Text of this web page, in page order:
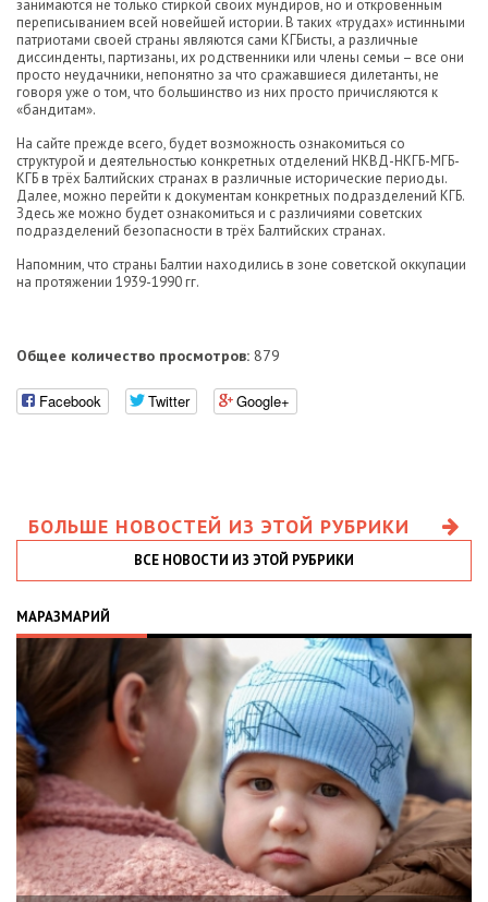
занимаются не только стиркой своих мундиров, но и откровенным
переписыванием всей новейшей истории. В таких «трудах» истинными
патриотами своей страны являются сами КГБисты, а различные
диссинденты, партизаны, их родственники или члены семьи – все они
просто неудачники, непонятно за что сражавшиеся дилетанты, не
говоря уже о том, что большинство из них просто причисляются к
«бандитам».
На сайте прежде всего, будет возможность ознакомиться со
структурой и деятельностью конкретных отделений НКВД-НКГБ-МГБ-
КГБ в трёх Балтийских странах в различные исторические периоды.
Далее, можно перейти к документам конкретных подразделений КГБ.
Здесь же можно будет ознакомиться и с различиями советских
подразделений безопасности в трёх Балтийских странах.
Напомним, что страны Балтии находились в зоне советской оккупации
на протяжении 1939-1990 гг.
Общее количество просмотров: 879
Facebook Twitter Google+
БОЛЬШЕ НОВОСТЕЙ ИЗ ЭТОЙ РУБРИКИ
ВСЕ НОВОСТИ ИЗ ЭТОЙ РУБРИКИ
МАРАЗМАРИЙ